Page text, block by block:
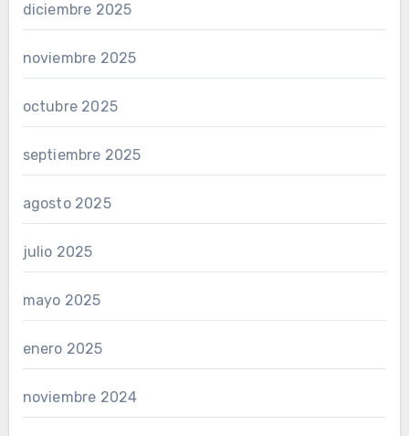
diciembre 2025
noviembre 2025
octubre 2025
septiembre 2025
agosto 2025
julio 2025
mayo 2025
enero 2025
noviembre 2024